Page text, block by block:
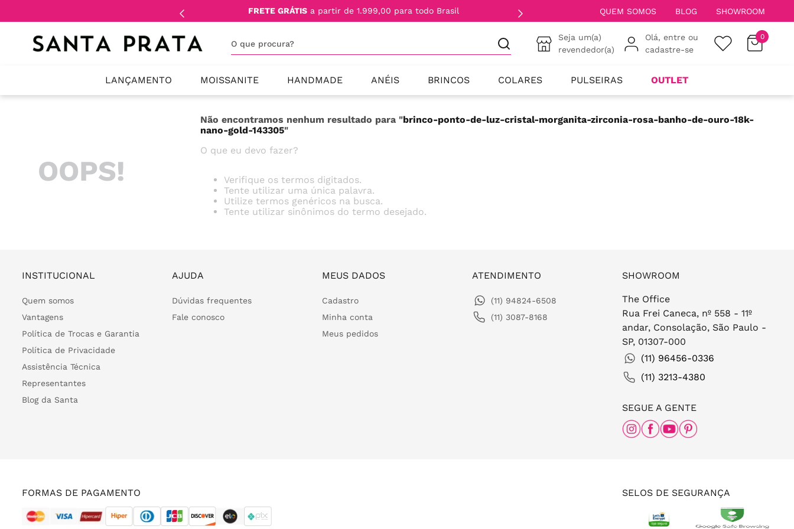
FRETE GRÁTIS a partir de 1.999,00 para todo Brasil QUEM SOMOS BLOG SHOWROOM
Seja um(a)
revendedor(a)
Olá, entre ou
cadastre-se
0
LANÇAMENTO MOISSANITE HANDMADE ANÉIS BRINCOS COLARES PULSEIRAS OUTLET
OOPS!
Não encontramos nenhum resultado para "brinco-ponto-de-luz-cristal-morganita-zirconia-rosa-banho-de-ouro-18k-
nano-gold-143305"
O que eu devo fazer?
Verifique os termos digitados.
Tente utilizar uma única palavra.
Utilize termos genéricos na busca.
Tente utilizar sinônimos do termo desejado.
INSTITUCIONAL
Quem somos
Vantagens
Política de Trocas e Garantia
Política de Privacidade
Assistência Técnica
Representantes
Blog da Santa
AJUDA
Dúvidas frequentes
Fale conosco
MEUS DADOS
Cadastro
Minha conta
Meus pedidos
ATENDIMENTO
(11) 94824-6508
(11) 3087-8168
SHOWROOM
The Office
Rua Frei Caneca, nº 558 - 11º
andar, Consolação, São Paulo -
SP, 01307-000
(11) 96456-0336
(11) 3213-4380
SEGUE A GENTE
FORMAS DE PAGAMENTO SELOS DE SEGURANÇA